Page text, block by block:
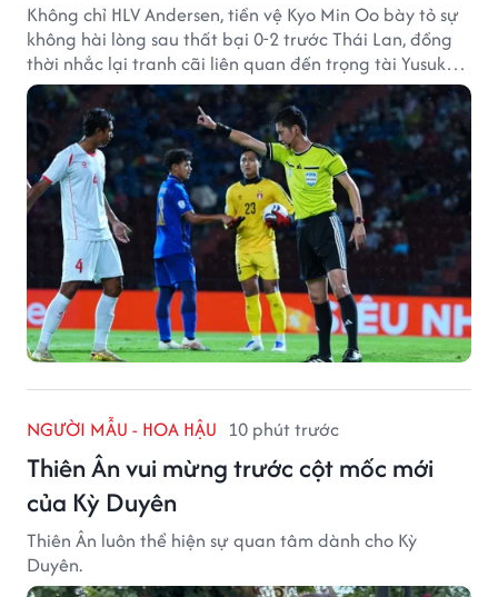
Không chỉ HLV Andersen, tiền vệ Kyo Min Oo bày tỏ sự
không hài lòng sau thất bại 0-2 trước Thái Lan, đồng
thời nhắc lại tranh cãi liên quan đến trọng tài Yusuke
Ohashi.
NGƯỜI MẪU - HOA HẬU 10 phút trước
Thiên Ân vui mừng trước cột mốc mới
của Kỳ Duyên
Thiên Ân luôn thể hiện sự quan tâm dành cho Kỳ
Duyên.